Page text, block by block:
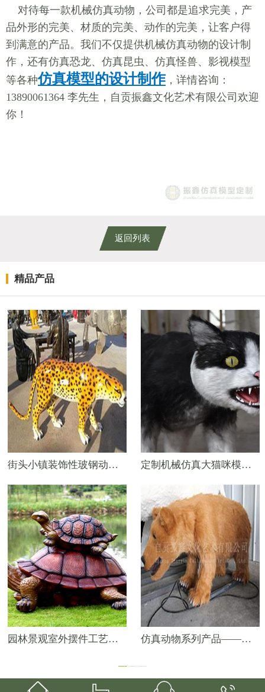
对待每一款机械仿真动物，公司都是追求完美，产
品外形的完美、材质的完美、动作的完美，让客户得
到满意的产品。我们不仅提供机械仿真动物的设计制
作，还有仿真恐龙、仿真昆虫、仿真怪兽、影视模型
等各种仿真模型的设计制作，详情咨询：
13890061364 李先生，自贡振鑫文化艺术有限公司欢迎
你！
返回列表
精品产品
街头小镇装饰性玻钢动物模型——2.2米花豹子 定制机械仿真大猫咪模型，创造您独一无二的艺术品
园林景观室外摆件工艺品——玻璃钢乌龟 仿真动物系列产品——仿真熊